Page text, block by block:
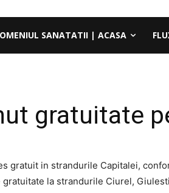
SANATATII | ACASA
gratuitate
gratuit in strandurile Capitalei,
la strandurile Ciurel,